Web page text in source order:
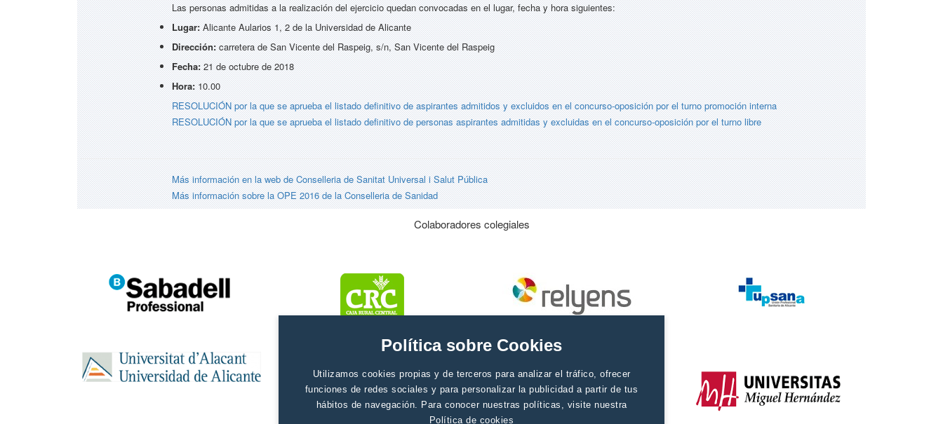
Política sobre Cookies
Utilizamos cookies propias y de terceros para analizar el tráfico, ofrecer
funciones de redes sociales y para personalizar la publicidad a partir de tus
hábitos de navegación. Para conocer nuestras políticas, visite nuestra
Política de cookies
Las personas admitidas a la realización del ejercicio quedan convocadas en el lugar, fecha y hora siguientes:
Lugar: Alicante Aularios 1, 2 de la Universidad de Alicante
Dirección: carretera de San Vicente del Raspeig, s/n, San Vicente del Raspeig
Fecha: 21 de octubre de 2018
Hora: 10.00
RESOLUCIÓN por la que se aprueba el listado definitivo de aspirantes admitidos y excluidos en el concurso-oposición por el turno promoción interna
RESOLUCIÓN por la que se aprueba el listado definitivo de personas aspirantes admitidas y excluidas en el concurso-oposición por el turno libre
Más información en la web de Conselleria de Sanitat Universal i Salut Pública
Más información sobre la OPE 2016 de la Conselleria de Sanidad
Colaboradores colegiales